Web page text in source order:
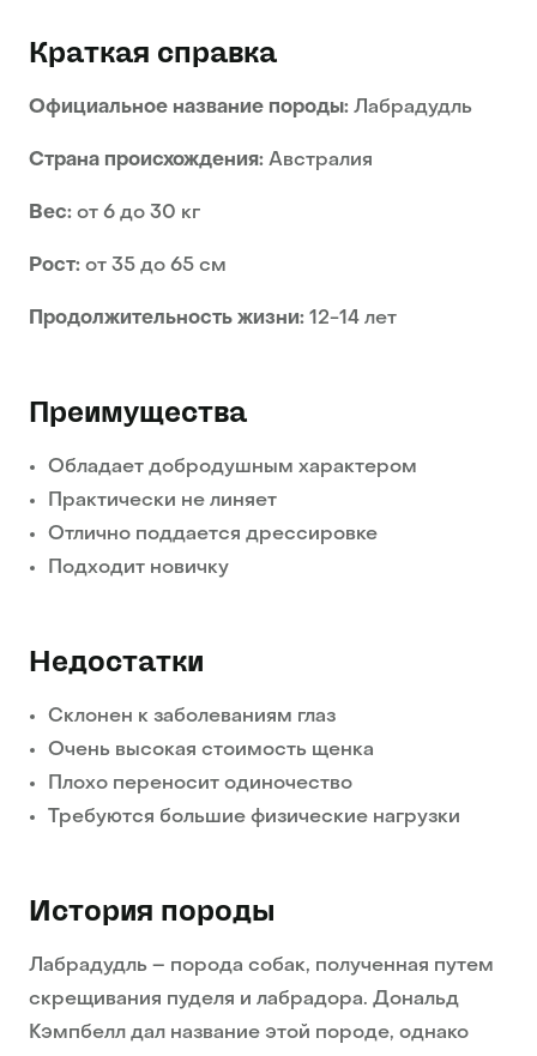
Краткая справка
Официальное название породы: Лабрадудль
Страна происхождения: Австралия
Вес: от 6 до 30 кг
Рост: от 35 до 65 см
Продолжительность жизни: 12-14 лет
Преимущества
Обладает добродушным характером
Практически не линяет
Отлично поддается дрессировке
Подходит новичку
Недостатки
Склонен к заболеваниям глаз
Очень высокая стоимость щенка
Плохо переносит одиночество
Требуются большие физические нагрузки
История породы
Лабрадудль – порода собак, полученная путем
скрещивания пуделя и лабрадора. Дональд
Кэмпбелл дал название этой породе, однако